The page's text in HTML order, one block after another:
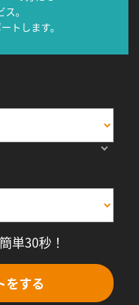
。
トします。
単30秒！
をする